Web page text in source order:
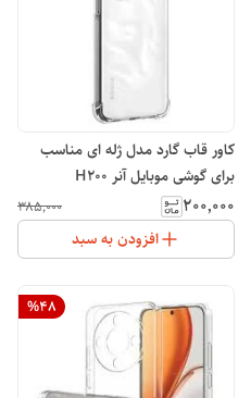
کاور قاب گارد مدل ژله ای مناسب
برای گوشی موبایل آنر H200
۲۰۰٬۰۰۰ ۳۸۵٬۰۰۰
افزودن به سبد
%48